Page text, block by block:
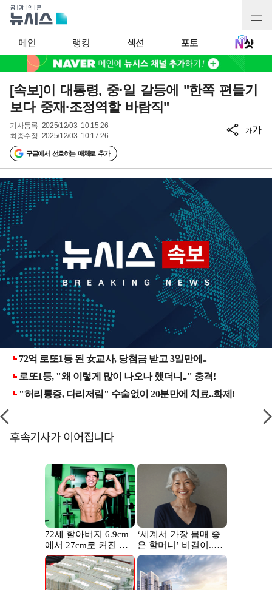
메인 랭킹 섹션 포토
[속보]이 대통령, 중·일 갈등에 "한쪽 편들기
보다 중재·조정역할 바람직"
기사등록 2025/12/03 10:15:26
최종수정 2025/12/03 10:17:26
구글에서 선호하는 매체로 추가
가가
후속기사가 이어집니다